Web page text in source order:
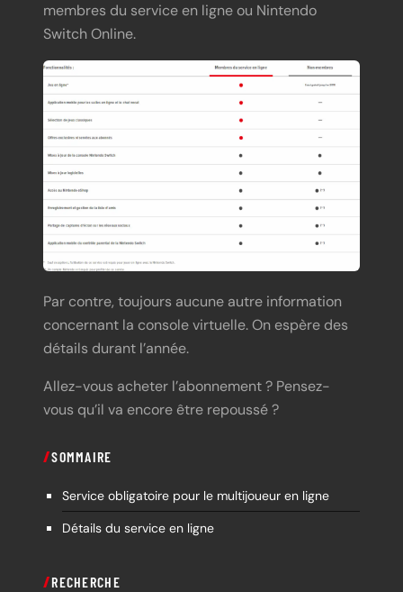
membres du service en ligne ou Nintendo
Switch Online.
Par contre, toujours aucune autre information
concernant la console virtuelle. On espère des
détails durant l’année.
Allez-vous acheter l’abonnement ? Pensez-
vous qu’il va encore être repoussé ?
SOMMAIRE
Service obligatoire pour le multijoueur en ligne
Détails du service en ligne
RECHERCHE